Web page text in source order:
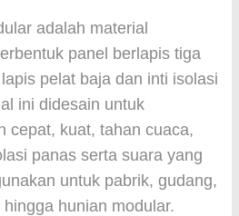
adalah material
panel berlapis tiga
pelat baja dan inti isolasi
ini didesain untuk
cepat, kuat, tahan cuaca,
panas serta suara yang
untuk pabrik, gudang,
hunian modular.